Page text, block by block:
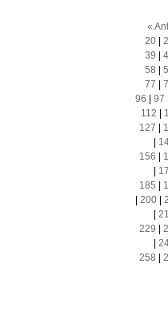
«
20|
39
58
77
96
97
112
127
156
185
200|
229
258